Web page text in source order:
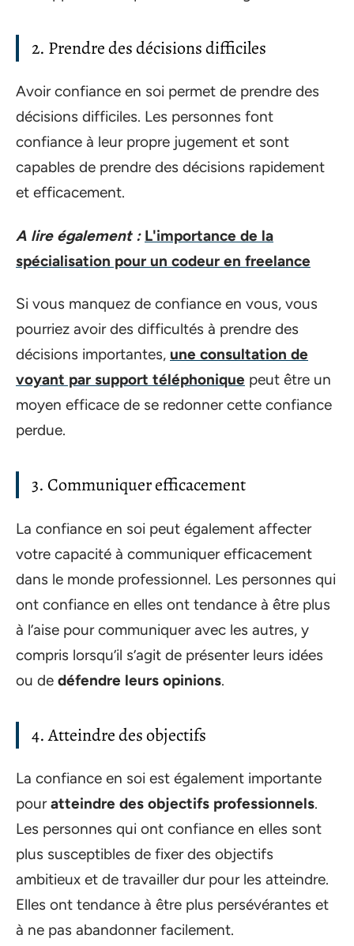
2. Prendre des décisions difficiles
Avoir confiance en soi permet de prendre des
décisions difficiles. Les personnes font
confiance à leur propre jugement et sont
capables de prendre des décisions rapidement
et efficacement.
A lire également : L'importance de la
spécialisation pour un codeur en freelance
Si vous manquez de confiance en vous, vous
pourriez avoir des difficultés à prendre des
décisions importantes, une consultation de
voyant par support téléphonique peut être un
moyen efficace de se redonner cette confiance
perdue.
3. Communiquer efficacement
La confiance en soi peut également affecter
votre capacité à communiquer efficacement
dans le monde professionnel. Les personnes qui
ont confiance en elles ont tendance à être plus
à l’aise pour communiquer avec les autres, y
compris lorsqu’il s’agit de présenter leurs idées
ou de défendre leurs opinions.
4. Atteindre des objectifs
La confiance en soi est également importante
pouratteindre des objectifs professionnels.
Les personnes qui ont confiance en elles sont
plus susceptibles de fixer des objectifs
ambitieux et de travailler dur pour les atteindre.
Elles ont tendance à être plus persévérantes et
à ne pas abandonner facilement.